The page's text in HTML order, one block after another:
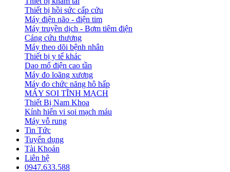
Thiết bị hồi sức cấp cứu
Máy điện não - điện tim
Máy truyền dịch - Bơm tiêm điện
Cáng cứu thương
Máy theo dõi bệnh nhân
Thiết bị y tế khác
Dao mổ điện cao tần
Máy đo loãng xương
Máy đo chức năng hô hấp
MÁY SOI TĨNH MẠCH
Thiết Bị Nam Khoa
Kính hiển vi soi mạch máu
Máy vỗ rung
Tin Tức
Tuyển dụng
Tài Khoản
Liên hệ
0947.633.588